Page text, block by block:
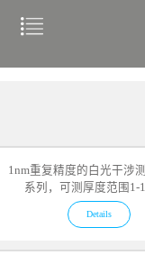
1nm重复精度的白光干涉
系列，可测厚度范围1-
Details